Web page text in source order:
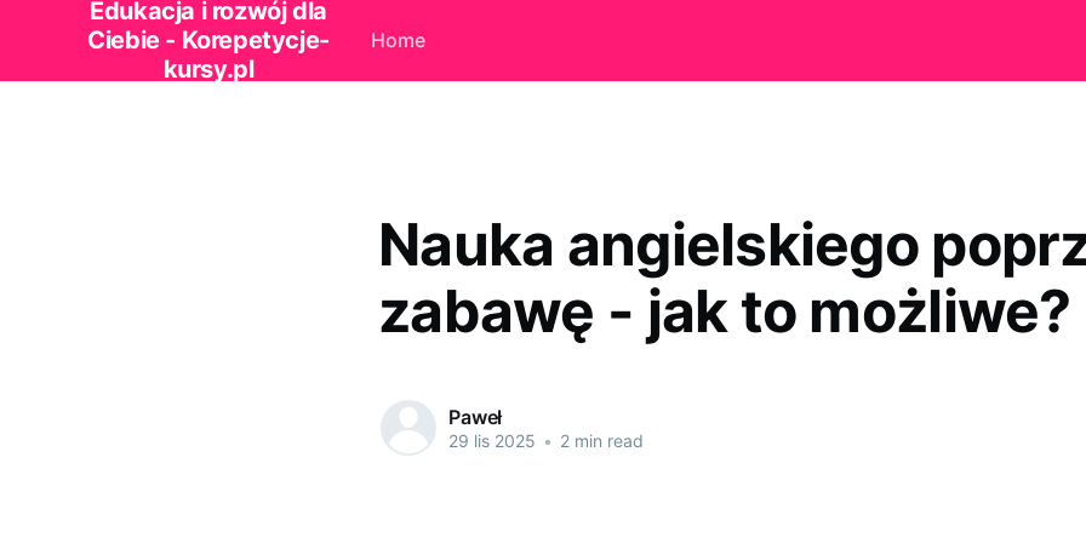
Edukacja i rozwój dla
Ciebie - Korepetycje-
kursy.pl
Home
Nauka angielskiego
zabawę - jak to możliwe?
Paweł
29 lis 2025 • 2 min read